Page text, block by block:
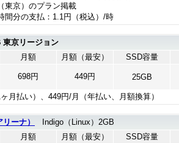
東京）のプラン掲載
間分の支払：1.1円（税込）/時
京リージョン
月額 月額（最安） SSD容量
698円 449円 25GB
月払い）、449円/月（年払い、月額換算）
ーナ）
Indigo（Linux）2GB
月額 月額（最安） SSD容量